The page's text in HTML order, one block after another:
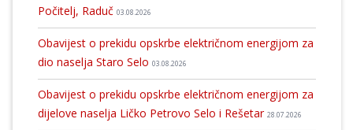
Počitelj, Raduč 03.08.2026
Obavijest o prekidu opskrbe električnom energijom za
dio naselja Staro Selo 03.08.2026
Obavijest o prekidu opskrbe električnom energijom za
dijelove naselja Ličko Petrovo Selo i Rešetar 28.07.2026